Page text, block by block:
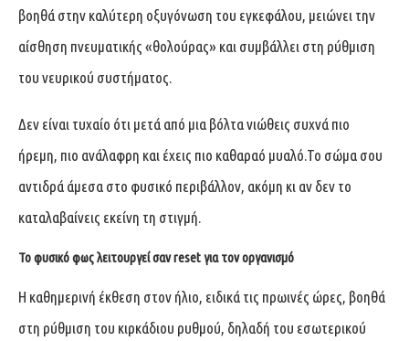
βοηθά στην καλύτερη οξυγόνωση του εγκεφάλου, μειώνει την
αίσθηση πνευματικής «θολούρας» και συμβάλλει στη ρύθμιση
του νευρικού συστήματος.
Δεν είναι τυχαίο ότι μετά από μια βόλτα νιώθεις συχνά πιο
ήρεμη, πιο ανάλαφρη και έχεις πιο καθαραό μυαλό.Το σώμα σου
αντιδρά άμεσα στο φυσικό περιβάλλον, ακόμη κι αν δεν το
καταλαβαίνεις εκείνη τη στιγμή.
Το φυσικό φως λειτουργεί σαν reset για τον οργανισμό
Η καθημερινή έκθεση στον ήλιο, ειδικά τις πρωινές ώρες, βοηθά
στη ρύθμιση του κιρκάδιου ρυθμού, δηλαδή του εσωτερικού